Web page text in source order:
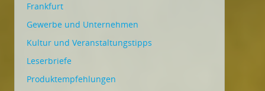
Frankfurt
Gewerbe und Unternehmen
Kultur und Veranstaltungstipps
Leserbriefe
Produktempfehlungen